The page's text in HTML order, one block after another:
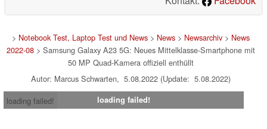
> Notebook Test, Laptop Test und News> News> Newsarchiv> News
2022-08> Samsung Galaxy A23 5G: Neues Mittelklasse-Smartphone mit
50 MP Quad-Kamera offiziell enthüllt
Autor: Marcus Schwarten, 5.08.2022 (Update: 5.08.2022)
loading failed!
loading failed!